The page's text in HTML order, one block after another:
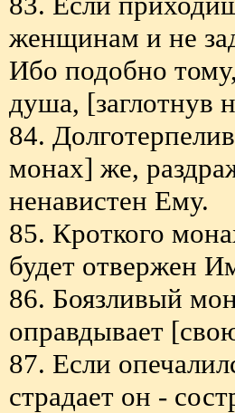
женщинам и не
Ибо подобно
душа, [заглотнув
84.
монах] же,
ненавистен Ему.
85. Кроткого
будет отвержен
86. Боязливый
оправдывает
87. Если
страдает он -